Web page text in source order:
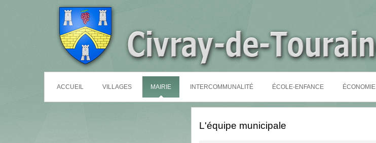
ACCUEIL VILLAGES MAIRIE INTERCOMMUNALITÉ ÉCOLE-ENFANCE ÉCONOMIE
L'équipe municipale